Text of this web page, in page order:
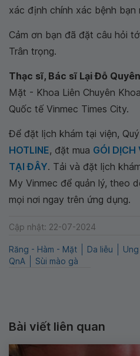
xác định chính xác bệnh bạn
Cảm ơn bạn đã đặt câu hỏi
Trân trọng.
Thạc sĩ, Bác sĩ Lại Đỗ Quyên
Mặt - Khoa Liên Chuyên
Quốc tế Vinmec Times City.
Để đặt lịch khám tại viện,
HOTLINE, đặt mua GÓI DỊCH
TẠI ĐÂY. Tải và đặt lịch
My Vinmec để quản lý, theo
mọi nơi ngay trên ứng dụng.
Cập nhật: 22-07-2024
Răng - Hàm - Mặt Da liễu
QnA
Sùi mào gà
Bài viết liên quan